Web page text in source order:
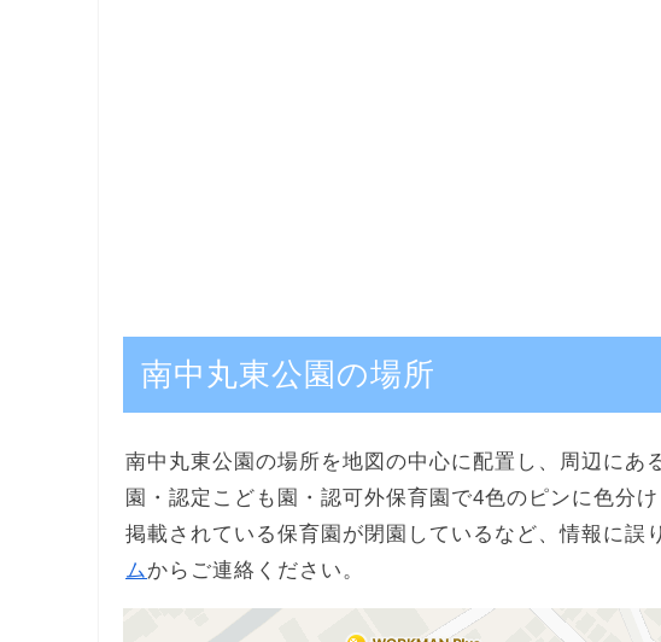
南中丸東公園の場所
南中丸東公園の場所を地図の中心に配置し、周辺にあ
園・認定こども園・認可外保育園で4色のピンに色分け
掲載されている保育園が閉園しているなど、情報に誤
ム からご連絡ください。